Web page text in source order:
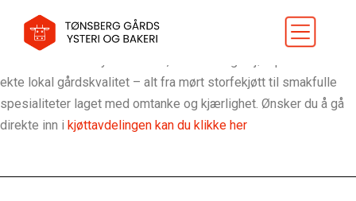
Lokalt Kjøtt fra Jarlsbergfe på Rosenli Gård. Her finner du en
ekte lokal gårdskvalitet – alt fra mørt storfekjøtt til smakfulle
spesialiteter laget med omtanke og kjærlighet. Ønsker du å gå
direkte inn i kjøttavdelingen kan du klikke her